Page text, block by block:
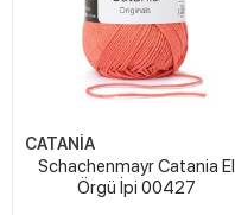
CATANİA
Schachenmayr Catania El
Örgü İpi 00427